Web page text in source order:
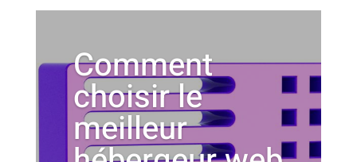
Comment
choisir le
meilleur